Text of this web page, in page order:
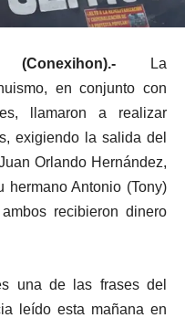
La
en conjunto con
llamaron a realizar
exigiendo la salida del
Orlando Hernández,
hermano Antonio (Tony)
recibieron dinero
una de las frases del
leído esta mañana en